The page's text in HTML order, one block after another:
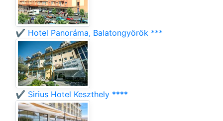
✔️ Hotel Panoráma, Balatongyörök ***
✔️ Sirius Hotel Keszthely ****